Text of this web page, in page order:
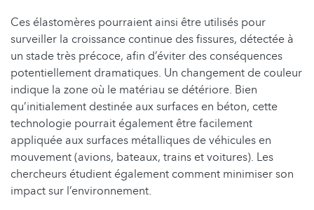
Ces élastomères pourraient ainsi être utilisés pour
surveiller la croissance continue des fissures, détectée à
un stade très précoce, afin d’éviter des conséquences
potentiellement dramatiques. Un changement de couleur
indique la zone où le matériau se détériore. Bien
qu’initialement destinée aux surfaces en béton, cette
technologie pourrait également être facilement
appliquée aux surfaces métalliques de véhicules en
mouvement (avions, bateaux, trains et voitures). Les
chercheurs étudient également comment minimiser son
impact sur l’environnement.